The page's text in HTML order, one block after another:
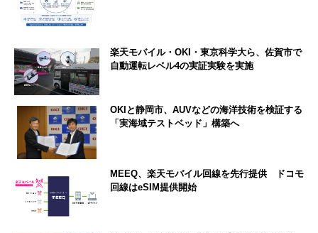
楽天モバイル・OKI・東京科学大ら、佐賀市で
自動運転レベル4の実証実験を実施
OKIと静岡市、AUVなどの海洋技術を検証する
「実海域テストベッド」構築へ
MEEQ、楽天モバイル回線を先行提供 ドコモ
回線はeSIM提供開始